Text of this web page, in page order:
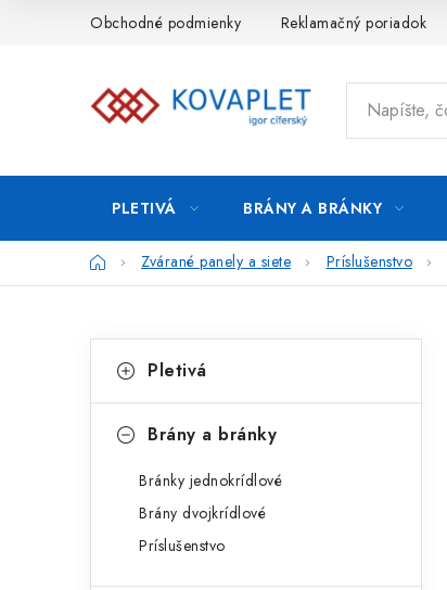
Obchodné podmienky Reklamačný poriadok
PLETIVÁ BRÁNY A BRÁNKY
DomovZvárané panely a siete Príslušenstvo
okategórie
a
Pletivá
Brány a bránky
Bránky jednokrídlové
Brány dvojkrídlové
Príslušenstvo